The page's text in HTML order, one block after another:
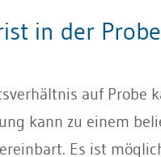
in der
auf Probe
kann zu einem
Es ist